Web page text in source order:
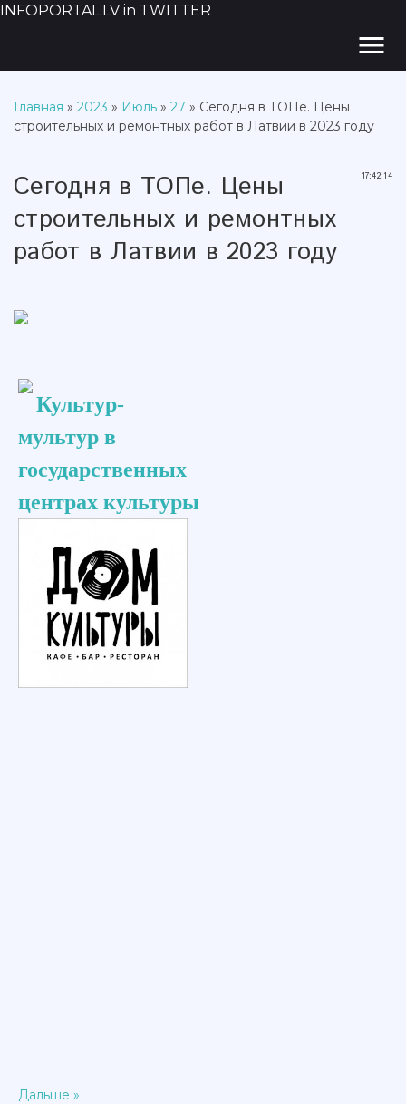
INFOPORTAL.LV in TWITTER
menu
Главная » 2023 » Июль » 27 » Сегодня в ТОПе. Цены
строительных и ремонтных работ в Латвии в 2023 году
17:42:14
Сегодня в ТОПе. Цены
строительных и ремонтных
работ в Латвии в 2023 году
Культур-
мультур в
государственных
центрах культуры
Дальше »